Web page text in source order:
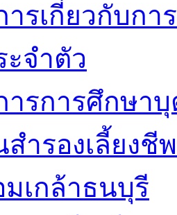
ารเกี่ยวกับกา
จำตัว
ารการศึกษาบุ
สำรองเลี้ยง
เกล้าธนบุรี